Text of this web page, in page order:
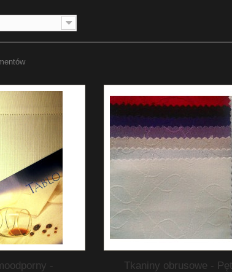
-
Tkaniny obrusowe -